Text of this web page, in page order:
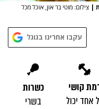
| צילום: מוטי בר און, אוכל מכל
עקבו אחרינו בגוגל
קושי
אחד יכול
כשרות
בשרי